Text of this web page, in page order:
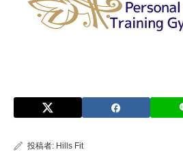
投稿者: Hills Fit